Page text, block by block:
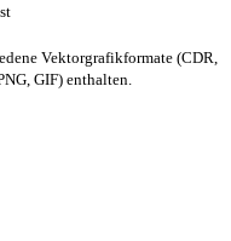
Vektorgrafikformate (CDR,
GIF) enthalten.